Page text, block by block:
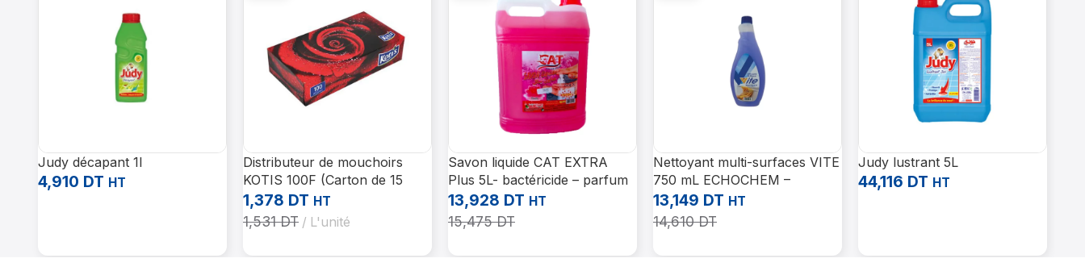
Judy décapant 1l
4,910 DT HT
Distributeur de mouchoirs
KOTIS 100F (Carton de 15
paquets)
1,378 DT HT
1,531DT L'unité
Savon liquide CAT EXTRA
Plus 5L- bactéricide – parfum
de rose
13,928 DT HT
15,475DT
Nettoyant multi-surfaces VITE
750 mL ECHOCHEM –
Professionnel
13,149 DT HT
14,610DT
Judy lustrant 5L
44,116 DT HT